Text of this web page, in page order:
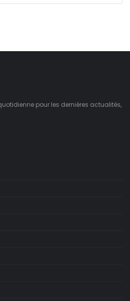
pour les dernières actualités,